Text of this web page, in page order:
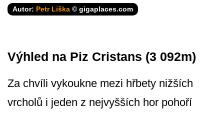
Autor: Petr Liška © gigaplaces.com
Výhled na Piz Cristans (3 092m)
Za chvíli vykoukne mezi hřbety nižších
vrcholů i jeden z nejvyšších hor pohoří